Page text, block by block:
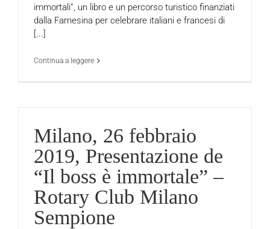
immortali”, un libro e un percorso turistico finanziati
dalla Farnesina per celebrare italiani e francesi di
[...]
Continua a leggere
Milano, 26 febbraio
2019, Presentazione de
“Il boss è immortale” –
Rotary Club Milano
Sempione